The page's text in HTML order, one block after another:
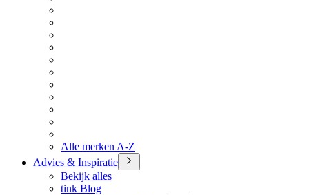
Alle merken A-Z
Advies & Inspiratie
Bekijk alles
tink Blog